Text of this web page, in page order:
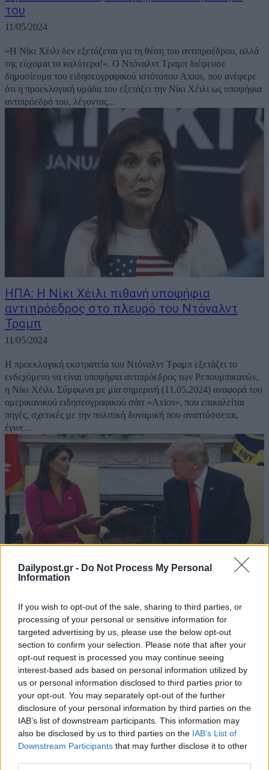
Dailypost.gr - Do Not Process My Personal
Information
If you wish to opt-out of the sale, sharing to third parties, or
processing of your personal or sensitive information for
targeted advertising by us, please use the below opt-out
section to confirm your selection. Please note that after your
opt-out request is processed you may continue seeing
interest-based ads based on personal information utilized by
us or personal information disclosed to third parties prior to
your opt-out. You may separately opt-out of the further
disclosure of your personal information by third parties on the
IAB’s list of downstream participants. This information may
also be disclosed by us to third parties on the IAB’s List of
Downstream Participants that may further disclose it to other
του
11/05/2024
«Η Νίκι Χέιλι δεν εξετάζεται για τη θέση του αντιπροέδρου, αλλά
της εύχομαι τα καλύτερα!». Ο Ντόναλντ Τραμπ διέψευσε
δημοσίευμα του ειδησεογραφικού ιστότοπου Axios, που ανέφερε
ότι η προεκλογική ομάδα του εξετάζει την Νίκι Χέιλι ως υποψήφια
αντιπρόεδρό του, λέγοντας...
ΗΠΑ: Η Νίκι Χέιλι πιθανή υποψήφια
αντιπρόεδρος στο πλευρό του Ντόναλντ
Τραμπ
11/05/2024
Η προεκλογική εκστρατεία του Ντόναλντ Τραμπ εξετάζει το
ενδεχόμενο να είναι υποψήφια αντιπρόεδρος των Ρεπουμπικανών,
η Νίκι Χέιλι. Σύμφωνα με μία σημερινή (11.05.2024) αναφορά του
αμερικανικού ειδησεογραφικού σάιτ «Axios», που επικαλείται
πηγές, σχετικές με την πολιτική δυναμική που αναπτύσσεται,
έγινε...
Πρόσω ολοταχώς προς εκλογές μεταξύ
Τραμπ- Μπάιντεν: Η Νίκι Χέιλι αποσύρθηκε
από την κούρσα για το χρίσμα
06/03/2024
Η απόσυρση της Νίκι Χέιλι σημαίνει ότι ο Ντόναλντ Τραμπ οδεύει
προς την αναμέτρηση του Νοεμβρίου για τις Προεδρικές εκλογές,
με αντίπαλο τον Τζο Μπάιντεν. Θα είναι η δεύτερη φορά που θα
αναμετρηθούν οι δυο τους. Η Νίκι Χέιλι θα...